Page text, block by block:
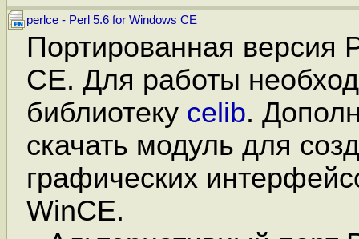
perlce - Perl 5.6 for Windows CE
Портированная версия
CE. Для работы
библиотеку celib.
скачать модуль для
графических
WinCE.